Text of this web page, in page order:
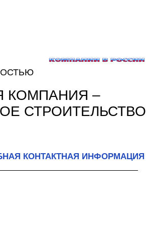
КОМПАНИЯ –
СТРОИТЕЛЬСТВО
КОНТАКТНАЯ ИНФОРМАЦИЯ